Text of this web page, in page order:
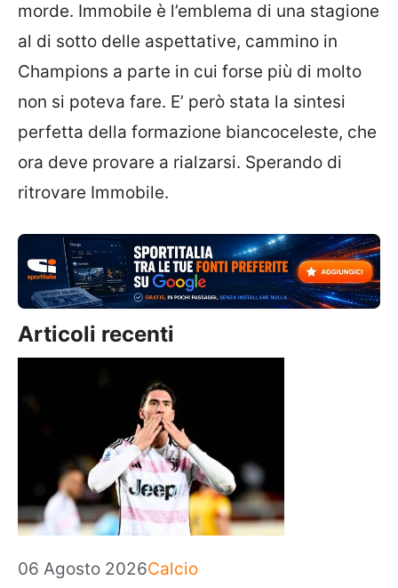
morde. Immobile è l’emblema di una stagione
al di sotto delle aspettative, cammino in
Champions a parte in cui forse più di molto
non si poteva fare. E’ però stata la sintesi
perfetta della formazione biancoceleste, che
ora deve provare a rialzarsi. Sperando di
ritrovare Immobile.
Articoli recenti
06 Agosto 2026Categorie
Calcio